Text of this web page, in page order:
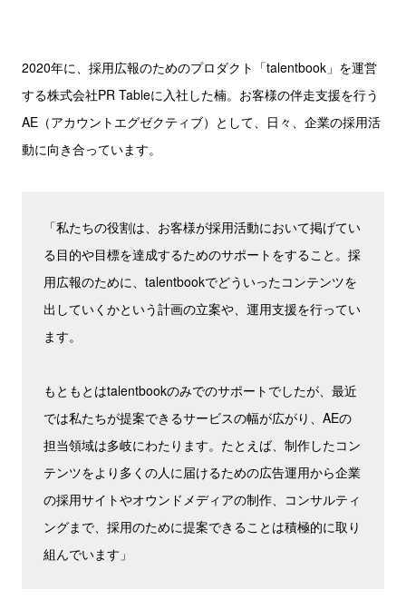
2020年に、採用広報のためのプロダクト「talentbook」を運営
する株式会社PR Tableに入社した楠。お客様の伴走支援を行う
AE（アカウントエグゼクティブ）として、日々、企業の採用活
動に向き合っています。
「私たちの役割は、お客様が採用活動において掲げてい
る目的や目標を達成するためのサポートをすること。採
用広報のために、talentbookでどういったコンテンツを
出していくかという計画の立案や、運用支援を行ってい
ます。
もともとはtalentbookのみでのサポートでしたが、最近
では私たちが提案できるサービスの幅が広がり、AEの
担当領域は多岐にわたります。たとえば、制作したコン
テンツをより多くの人に届けるための広告運用から企業
の採用サイトやオウンドメディアの制作、コンサルティ
ングまで、採用のために提案できることは積極的に取り
組んでいます」